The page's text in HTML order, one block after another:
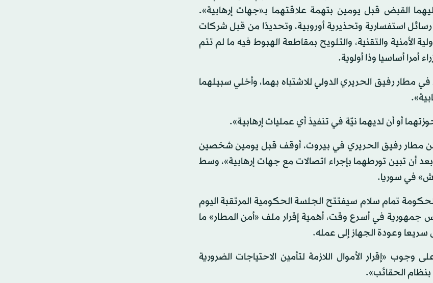
القبض قبل يومين بتهمة علاقتهما بـ«جهات إرهابية».
رسائل استفسارية وتحذيرية أوروبية، وتحديدًا من قبل شركات
الأمنية والتقنية، والتلويح بمقاطعة الهبوط فيه ما لم تتم
أساسيا وذا أولوية.
رفيق الحريري الدولي للاشتباه بهما، وأخلي سبيلهما
أو أن لديهما نيّة في تنفيذ أي عمليات إرهابية».
مطار رفيق الحريري في بيروت، أوقف قبل يومين شخصين
أن تبين تورطهما بإجراء اتصالات مع جهات إرهابية»، وسط
في سوريا.
تمام سلام سيفتتح الجلسة الحكومية المرتقبة اليوم
جمهورية في أسرع وقت، أهمية إقرار ملف «أمن المطار» ما
سريعا وعودة الجهاز إلى عمله.
«إقرار الأموال اللازمة لتأمين الاحتياجات الضرورية
بنظام الحقائب».